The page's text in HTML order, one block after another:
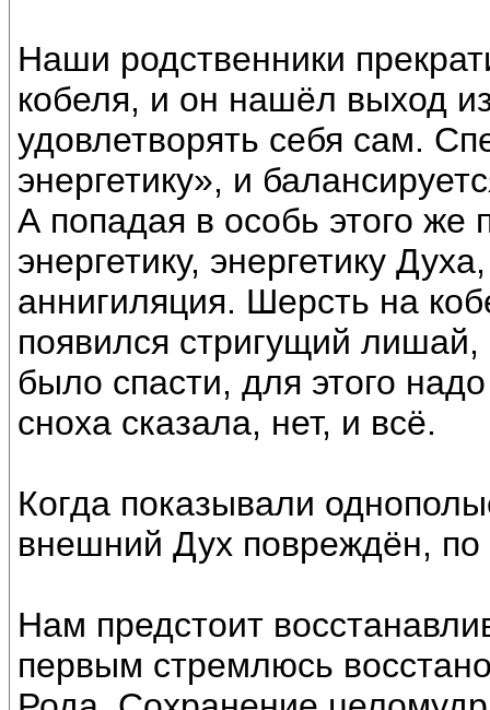
Наши родственники
кобеля, и он нашёл выход
удовлетворять себя сам.
энергетику», и
А попадая в особь этого
энергетику, энергетику
аннигиляция. Шерсть на
появился стригущий
было спасти, для этого
сноха сказала, нет, и всё.
Когда показывали
внешний Дух повреждён,
Нам предстоит
первым стремлюсь